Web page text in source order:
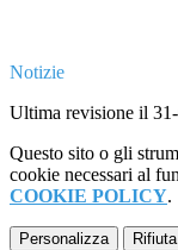
Notizie
Ultima revisione il
Questo sito o gli
cookie necessari al
COOKIE POLICY.
Personalizza